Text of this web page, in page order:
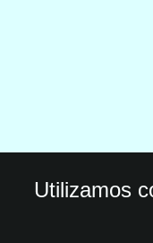
Utilizamos